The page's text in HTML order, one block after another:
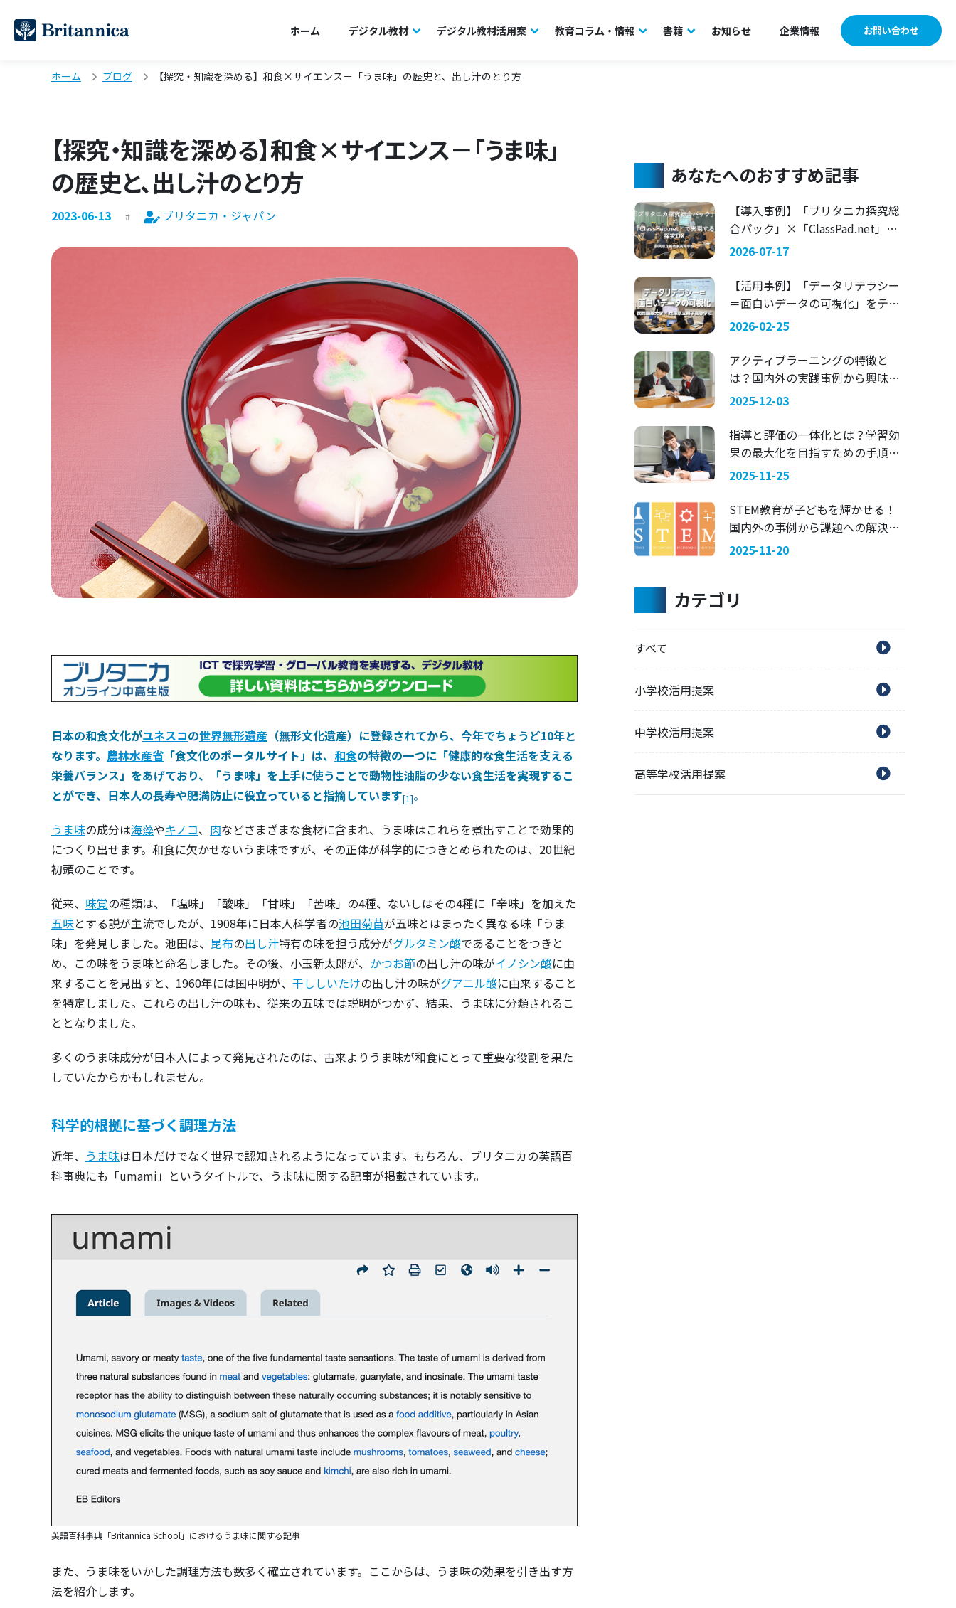
ホーム デジタル教材 デジタル教材活用案 教育コラム・情報 書籍 お知らせ 企業情報 お問い合わせ
ホーム ブログ 【探究・知識を深める】和食×サイエンス－「うま味」の歴史と、出し汁のとり方
【探究・知識を深める】和食×サイエンス－「うま味」
の歴史と、出し汁のとり方
2023-06-13 ブリタニカ・ジャパン
日本の和食文化がユネスコの世界無形遺産 （無形文化遺産）に登録されてから、今年でちょうど10年と
なります。 農林水産省 「食文化のポータルサイト」は、 和食の特徴の一つに「健康的な食生活を支える
栄養バランス」をあげており、「うま味」を上手に使うことで動物性油脂の少ない食生活を実現するこ
とができ、日本人の長寿や肥満防止に役立っていると指摘しています[1]。
うま味の成分は海藻やキノコ、 肉などさまざまな食材に含まれ、うま味はこれらを煮出すことで効果的
につくり出せます。和食に欠かせないうま味ですが、その正体が科学的につきとめられたのは、20世紀
初頭のことです。
従来、 味覚の種類は、「塩味」「酸味」「甘味」「苦味」の4種、ないしはその4種に「辛味」を加えた
五味とする説が主流でしたが、1908年に日本人科学者の池田菊苗が五味とはまったく異なる味「うま
味」を発見しました。池田は、 昆布の出し汁特有の味を担う成分がグルタミン酸であることをつきと
め、この味をうま味と命名しました。その後、小玉新太郎が、 かつお節の出し汁の味がイノシン酸に由
来することを見出すと、1960年には国中明が、 干ししいたけの出し汁の味がグアニル酸に由来すること
を特定しました。これらの出し汁の味も、従来の五味では説明がつかず、結果、うま味に分類されるこ
ととなりました。
多くのうま味成分が日本人によって発見されたのは、古来よりうま味が和食にとって重要な役割を果た
していたからかもしれません。
科学的根拠に基づく調理方法
近年、 うま味は日本だけでなく世界で認知されるようになっています。もちろん、ブリタニカの英語百
科事典にも「umami」というタイトルで、うま味に関する記事が掲載されています。
英語百科事典「Britannica School 」におけるうま味に関する記事
また、うま味をいかした調理方法も数多く確立されています。ここからは、うま味の効果を引き出す方
法を紹介します。
あなたへのおすすめ記事
【導入事例】「ブリタニカ探究総
合パック」×「ClassPad.net」で
実現する探究DX 〜静岡県立藤枝
2026-07-17
【活用事例】「データリテラシー
＝面白いデータの可視化」をテー
マにした探究学習 —— 関西国際大
2026-02-25
アクティブラーニングの特徴と
は？国内外の実践事例から興味を
引く指導法を考える
2025-12-03
指導と評価の一体化とは？学習効
果の最大化を目指すための手順を
ご紹介
2025-11-25
STEM教育が子どもを輝かせる！
国内外の事例から課題への解決策
を考える
2025-11-20
カテゴリ
すべて
小学校活用提案
中学校活用提案
高等学校活用提案